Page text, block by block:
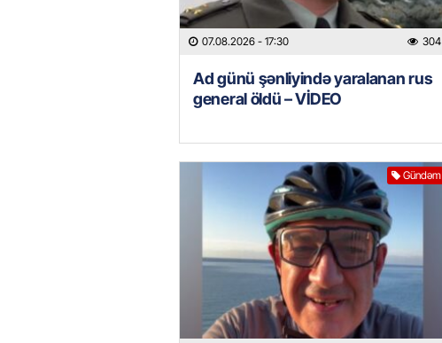
07.08.2026 - 17:30 304
Ad günü şənliyində yaralanan rus
general öldü – VİDEO
Gündəm